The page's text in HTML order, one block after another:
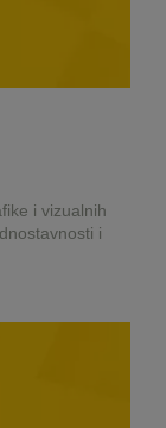
i vizualnih
i